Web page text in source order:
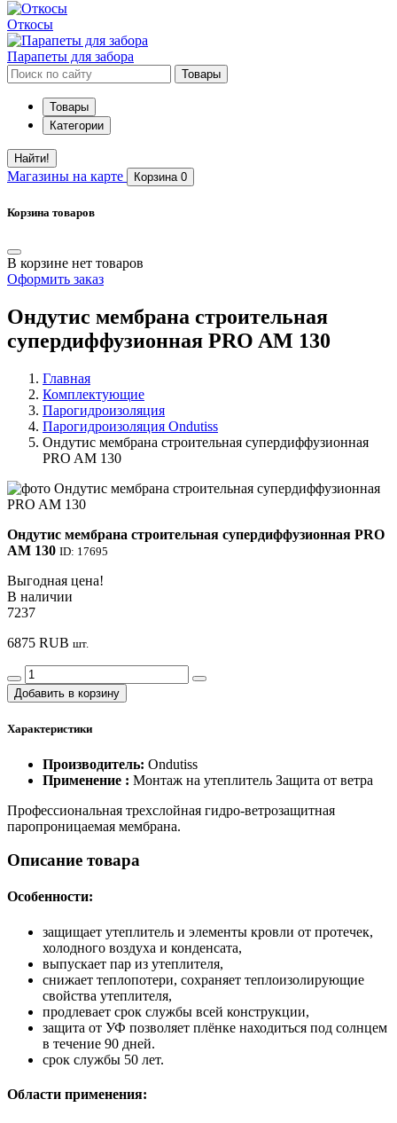
Откосы
Парапеты для забора
Товары
Товары
Категории
Найти!
Магазины на карте Корзина 0
Корзина товаров
В корзине нет товаров
Оформить заказ
Ондутис мембрана строительная
супердиффузионная PRO AM 130
Главная
Комплектующие
Парогидроизоляция
Парогидроизоляция Ondutiss
Ондутис мембрана строительная супердиффузионная
PRO AM 130
Ондутис мембрана строительная супердиффузионная PRO
AM 130 ID: 17695
Выгодная цена!
В наличии
7237
6875 RUB шт.
Добавить в корзину
Характеристики
Производитель: Ondutiss
Применение : Монтаж на утеплитель Защита от ветра
Профессиональная трехслойная гидро-ветрозащитная
паропроницаемая мембрана.
Описание товара
Особенности:
защищает утеплитель и элементы кровли от протечек,
холодного воздуха и конденсата,
выпускает пар из утеплителя,
снижает теплопотери, сохраняет теплоизолирующие
свойства утеплителя,
продлевает срок службы всей конструкции,
защита от УФ позволяет плёнке находиться под солнцем
в течение 90 дней.
срок службы 50 лет.
Области применения: